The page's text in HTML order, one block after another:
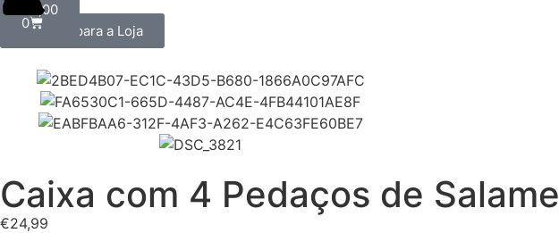
0,00
0
⭠ Voltar para a Loja
Caixa com 4 Pedaços de Salame
€24,99